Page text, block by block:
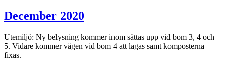
December 2020
Utemiljö: Ny belysning kommer inom sättas upp vid bom 3, 4 och
5. Vidare kommer vägen vid bom 4 att lagas samt komposterna
fixas.